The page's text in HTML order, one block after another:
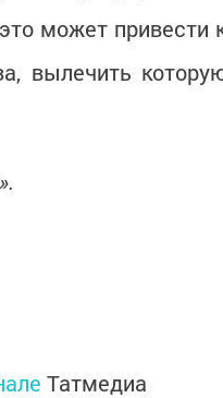
может привести
вылечить
Татмедиа